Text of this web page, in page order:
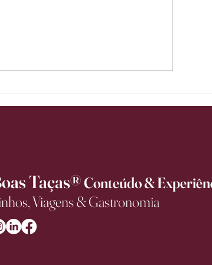
Taças®Conteúdo &
Viagens & Gastronomia